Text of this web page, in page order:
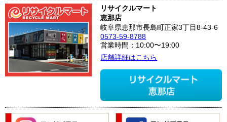
リサイクルマート
恵那店
岐阜県恵那市長島町正家3丁目8-43-6
0573-59-8788
営業時間：10:00〜19:00
店舗詳細はこちら